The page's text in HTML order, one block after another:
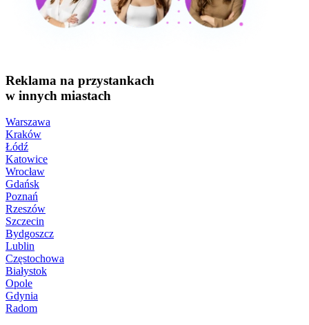
Reklama na przystankach
w innych miastach
Warszawa
Kraków
Łódź
Katowice
Wrocław
Gdańsk
Poznań
Rzeszów
Szczecin
Bydgoszcz
Lublin
Częstochowa
Białystok
Opole
Gdynia
Radom